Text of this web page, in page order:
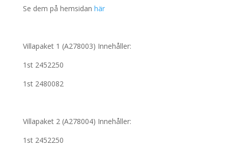
Se dem på hemsidan här
Villapaket 1 (A278003) Innehåller:
1st 2452250
1st 2480082
Villapaket 2 (A278004) Innehåller:
1st 2452250